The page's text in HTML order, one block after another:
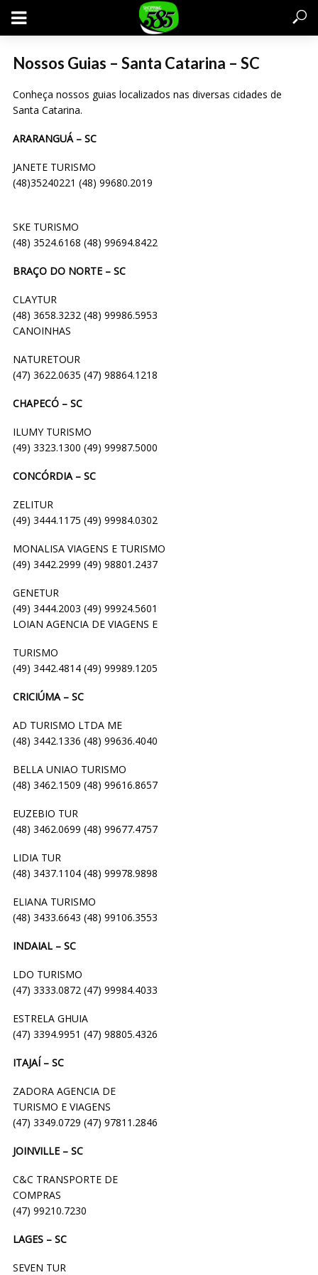
Nossos Guias – Santa Catarina – SC
Conheça nossos guias localizados nas diversas cidades de
Santa Catarina.
ARARANGUÁ – SC
JANETE TURISMO
(48)35240221 (48) 99680.2019
SKE TURISMO
(48) 3524.6168 (48) 99694.8422
BRAÇO DO NORTE – SC
CLAYTUR
(48) 3658.3232 (48) 99986.5953
CANOINHAS
NATURETOUR
(47) 3622.0635 (47) 98864.1218
CHAPECÓ – SC
ILUMY TURISMO
(49) 3323.1300 (49) 99987.5000
CONCÓRDIA – SC
ZELITUR
(49) 3444.1175 (49) 99984.0302
MONALISA VIAGENS E TURISMO
(49) 3442.2999 (49) 98801.2437
GENETUR
(49) 3444.2003 (49) 99924.5601
LOIAN AGENCIA DE VIAGENS E
TURISMO
(49) 3442.4814 (49) 99989.1205
CRICIÚMA – SC
AD TURISMO LTDA ME
(48) 3442.1336 (48) 99636.4040
BELLA UNIAO TURISMO
(48) 3462.1509 (48) 99616.8657
EUZEBIO TUR
(48) 3462.0699 (48) 99677.4757
LIDIA TUR
(48) 3437.1104 (48) 99978.9898
ELIANA TURISMO
(48) 3433.6643 (48) 99106.3553
INDAIAL – SC
LDO TURISMO
(47) 3333.0872 (47) 99984.4033
ESTRELA GHUIA
(47) 3394.9951 (47) 98805.4326
ITAJAÍ – SC
ZADORA AGENCIA DE
TURISMO E VIAGENS
(47) 3349.0729 (47) 97811.2846
JOINVILLE – SC
C&C TRANSPORTE DE
COMPRAS
(47) 99210.7230
LAGES – SC
SEVEN TUR